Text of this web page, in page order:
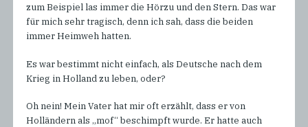
zum Beispiel las immer die Hörzu und den Stern. Das war
für mich sehr tragisch, denn ich sah, dass die beiden
immer Heimweh hatten.
Es war bestimmt nicht einfach, als Deutsche nach dem
Krieg in Holland zu leben, oder?
Oh nein! Mein Vater hat mir oft erzählt, dass er von
Holländern als „mof“ beschimpft wurde. Er hatte auch